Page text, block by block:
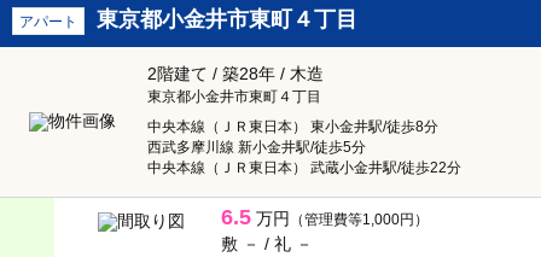
アパート 東京都小金井市東町４丁目
2階建て / 築28年 / 木造
東京都小金井市東町４丁目
中央本線（ＪＲ東日本） 東小金井駅/徒歩8分
西武多摩川線 新小金井駅/徒歩5分
中央本線（ＪＲ東日本） 武蔵小金井駅/徒歩22分
6.5 万円 （管理費等1,000円）
敷 － / 礼 －